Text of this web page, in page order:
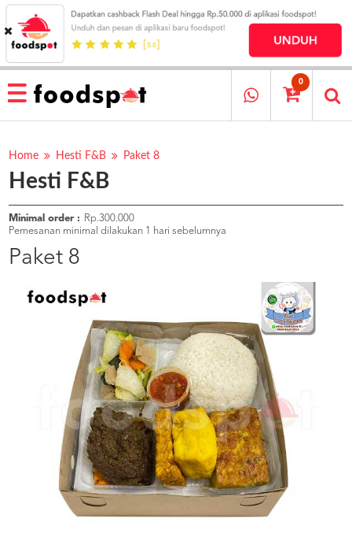
HOME
MENU
RESTAURANT
PESAN
OUR
COMPANY
KATA
MEREKA
KATALOG
PROGRAM
CONDITIONS
0
Home Hesti F&B Paket 8
Hesti F&B
Minimal order :
Rp.300.000
Pemesanan minimal dilakukan 1 hari sebelumnya
Paket 8